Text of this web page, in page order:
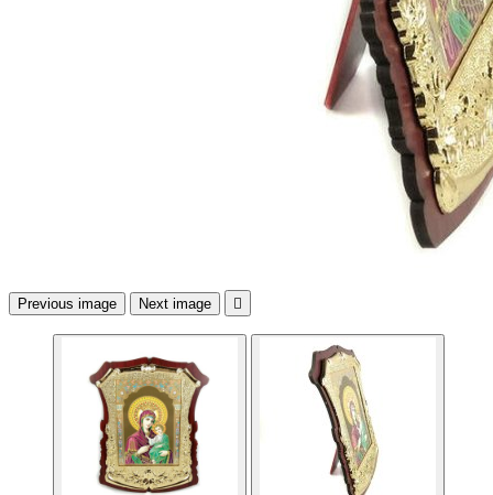
Previous image Next image 